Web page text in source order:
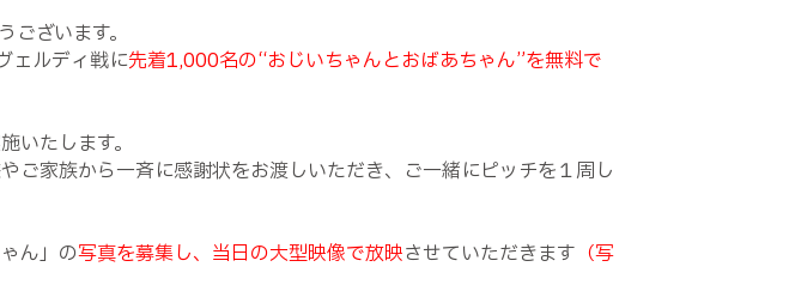
ざいます。
ェルディ戦に先着1,000名の“おじいちゃんとおばあちゃん”を無料で
いたします。
ご家族から一斉に感謝状をお渡しいただき、ご一緒にピッチを１周し
ん」の写真を募集し、当日の大型映像で放映させていただきます （写